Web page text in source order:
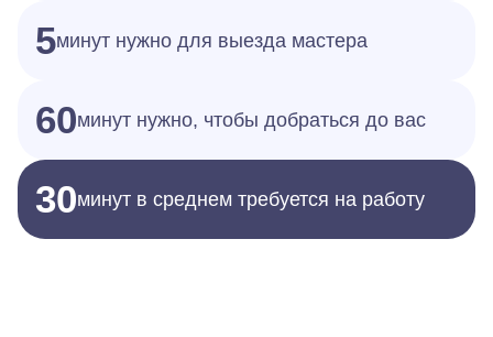
5минут нужно для выезда мастера
60минут нужно, чтобы добраться до вас
30минут в среднем требуется на работу